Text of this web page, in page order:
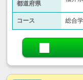
都道府県
コース 総合